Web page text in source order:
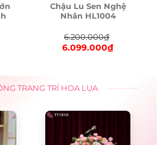
Chậu Lu Sen Nghệ
Nhân HL1004
6.200.000₫
Original
6.099.000₫
Current
TRANG TRÍ HOA LỤA